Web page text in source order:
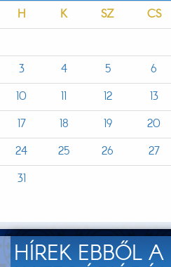
H K SZ CS
3
4 5 6
10
11 12 13
17
18 19 20
24
25 26 27
31
HÍREK EBBŐL A